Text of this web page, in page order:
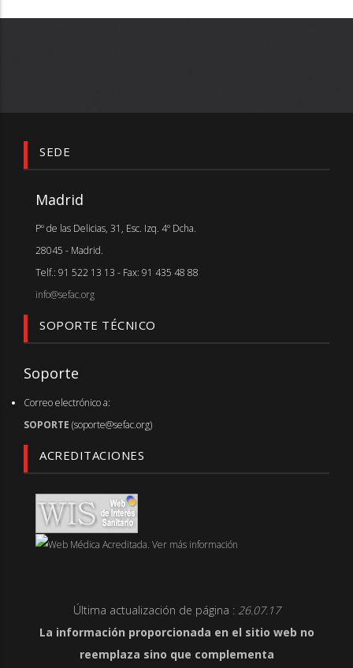
SEDE
Madrid
Pº de las Delicias, 31, Esc. Izq. 4º Dcha.
28045 - Madrid.
Telf.: 91 522 13 13 - Fax: 91 435 48 88
info@sefac.org
SOPORTE TÉCNICO
Soporte
Correo electrónico a:
SOPORTE (soporte@sefac.org)
ACREDITACIONES
Última actualización de página : 26.07.17
La información proporcionada en el sitio web no
reemplaza sino que complementa